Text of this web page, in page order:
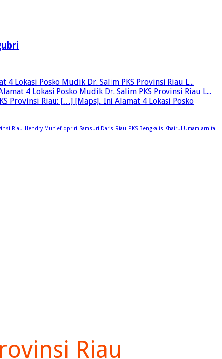
Lokasi Posko Mudik Dr. Salim PKS Provinsi Riau L...
4 Lokasi Posko Mudik Dr. Salim PKS Provinsi Riau L...
Provinsi Riau: […] [Maps].. Ini Alamat 4 Lokasi Posko
Riau Hendry Munief dpr ri Samsuri Daris Riau PKS Bengkalis Khairul Umam arnita
Riau